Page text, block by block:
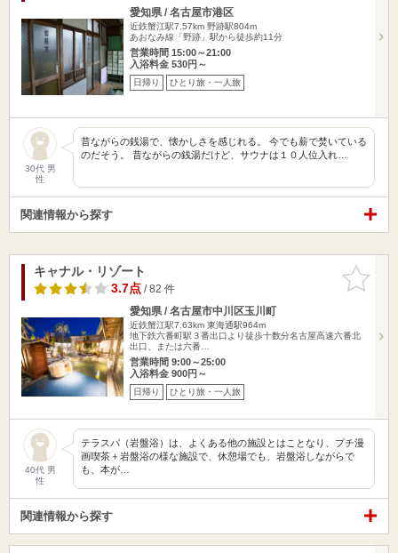
愛知県 / 名古屋市港区
近鉄蟹江駅7.57km 野跡駅804m
あおなみ線「野跡」駅から徒歩約11分
営業時間 15:00～21:00
入浴料金 530円～
日帰り ひとり旅・一人旅
30代 男
性
昔ながらの銭湯で、懐かしさを感じれる。 今でも薪で焚いている
のだそう。 昔ながらの銭湯だけど、サウナは１０人位入れ…
関連情報から探す
お気に入
りに追加
キャナル・リゾート
3.7点/ 82 件
愛知県 / 名古屋市中川区玉川町
近鉄蟹江駅7.63km 東海通駅964m
地下鉄六番町駅３番出口より徒歩十数分名古屋高速六番北
出口、または六番…
営業時間 9:00～25:00
入浴料金 900円～
日帰り ひとり旅・一人旅
40代 男
性
テラスパ（岩盤浴）は、よくある他の施設とはことなり、プチ漫
画喫茶＋岩盤浴の様な施設で、休憩場でも、岩盤浴しながらで
も、本が…
関連情報から探す